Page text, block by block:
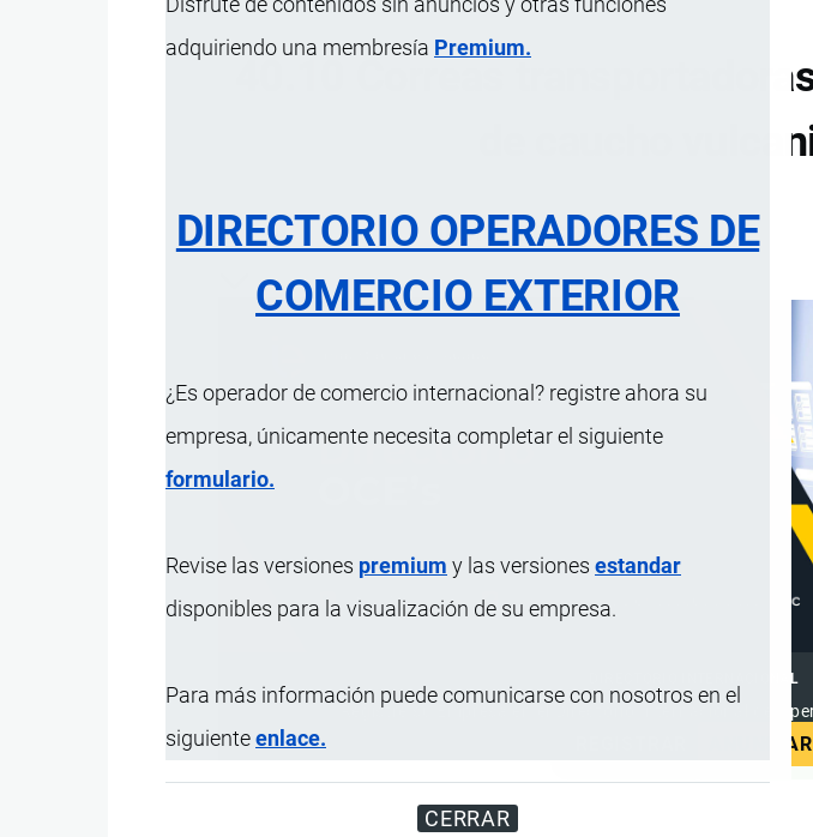
adquiriendo una membresía Premium.
DIRECTORIO OPERADORES DE
COMERCIO EXTERIOR
¿Es operador de comercio internacional? registre ahora su
empresa, únicamente necesita completar el siguiente
formulario.
Revise las versiones premium y las versiones estandar
disponibles para la visualización de su empresa.
Para más información puede comunicarse con nosotros en el
siguienteenlace.
CERRAR
40.10 Correas
de caucho
ÍNDICE DE CONTENIDOS
DIRECTORIO INTERNACIONAL
Registre su Empresa en el Directorio Internacional de
ANUNCIAR